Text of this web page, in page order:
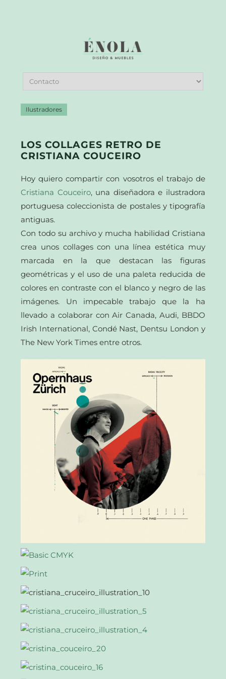
Ilustradores
LOS COLLAGES RETRO DE
CRISTIANA COUCEIRO
Hoy quiero compartir con vosotros el trabajo de
Cristiana Couceiro, una diseñadora e ilustradora
portuguesa coleccionista de postales y tipografía
antiguas.
Con todo su archivo y mucha habilidad Cristiana
crea unos collages con una línea estética muy
marcada en la que destacan las figuras
geométricas y el uso de una paleta reducida de
colores en contraste con el blanco y negro de las
imágenes. Un impecable trabajo que la ha
llevado a colaborar con Air Canada, Audi, BBDO
Irish International, Condé Nast, Dentsu London y
The New York Times entre otros.